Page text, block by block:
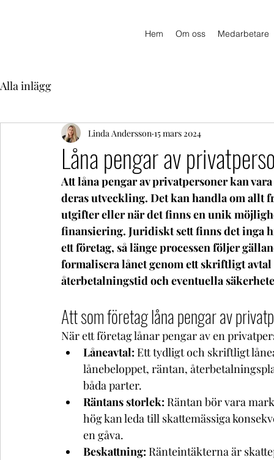
Hem Om oss Medarbetare
Alla inlägg
Låna pengar av
Linda Andersson 15 mars 2024
Att låna pengar av privatpersoner kan
deras utveckling. Det kan handla om allt
utgifter eller när det finns en unik
finansiering. Juridiskt sett finns det inga
ett företag, så länge processen följer
formalisera lånet genom ett skriftligt
återbetalningstid och eventuella
Att som företag låna pengar av
När ett företag lånar pengar av en
Låneavtal: Ett tydligt och skriftligt
lånebeloppet, räntan,
båda parter.
Räntans storlek: Räntan bör vara
hög kan leda till skattemässiga
en gåva.
Beskattning: Ränteintäkterna är